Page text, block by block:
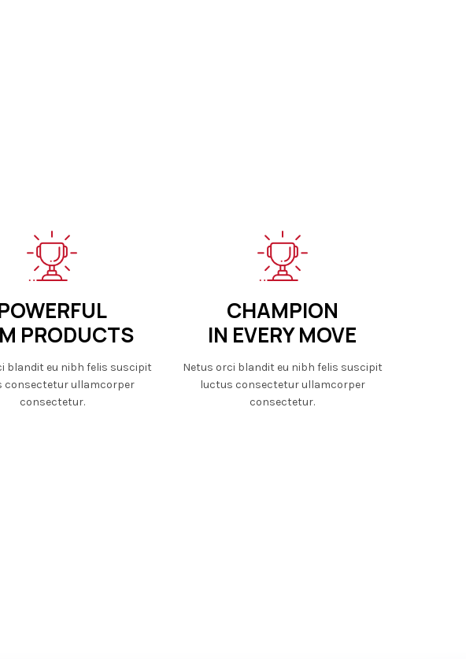
PRODUCTS
blandit eu nibh felis suscipit
consectetur ullamcorper
consectetur.
CHAMPION
IN EVERY MOVE
Netus orci blandit eu nibh felis suscipit
luctus consectetur ullamcorper
consectetur.